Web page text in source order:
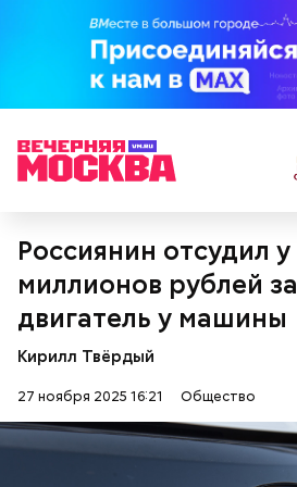
Россиянин отсудил
миллионов рублей
двигатель у машины
Кирилл Твёрдый
27 ноября 2025 16:21 Общество
Противень ставится в духовку,
190 градусов. Спагетти из
о пользе
фруктов
Также не нужно есть дыню до
Как выбрать дыню